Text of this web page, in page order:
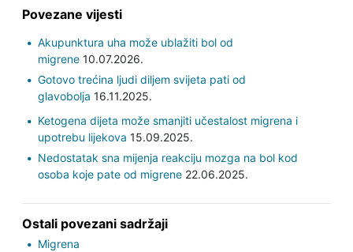
Povezane vijesti
Akupunktura uha može ublažiti bol od
migrene10.07.2026.
Gotovo trećina ljudi diljem svijeta pati od
glavobolja 16.11.2025.
Ketogena dijeta može smanjiti učestalost migrena i
upotrebu lijekova 15.09.2025.
Nedostatak sna mijenja reakciju mozga na bol kod
osoba koje pate od migrene22.06.2025.
Ostali povezani sadržaji
Migrena